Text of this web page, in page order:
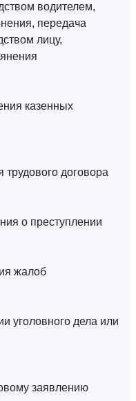
водителем,
передача
лицу,
казенных
договора
о преступлении
жалоб
уголовного дела или
заявлению